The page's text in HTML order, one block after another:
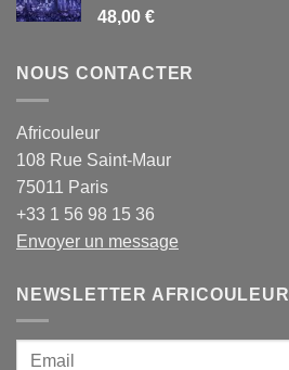
48,00 €
NOUS CONTACTER
Africouleur
108 Rue Saint-Maur
75011 Paris
+33 1 56 98 15 36
Envoyer un message
NEWSLETTER AFRICOULEUR